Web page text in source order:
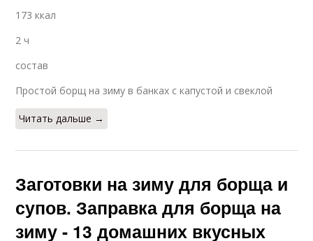
173 ккал
2 ч
состав
Простой борщ на зиму в банках с капустой и свеклой
Читать дальше →
Заготовки на зиму для борща и
супов. Заправка для борща на
зиму - 13 домашних вкусных